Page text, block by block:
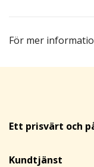
För mer
Ett prisvärt och
Kundtjänst